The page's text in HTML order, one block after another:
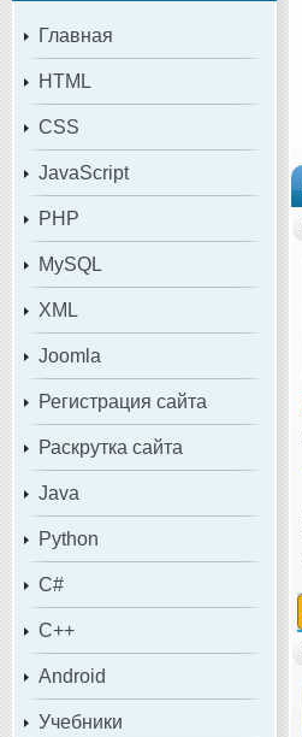
Главная
HTML
CSS
JavaScript
PHP
MySQL
XML
Joomla
Регистрация сайта
Раскрутка сайта
Java
Python
C#
C++
Android
Учебники